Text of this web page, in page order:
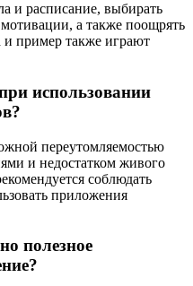
и расписание, выбирать
а также поощрять
и пример также играют
использовании
переутомляемостью
и недостатком живого
соблюдать
приложения
полезное